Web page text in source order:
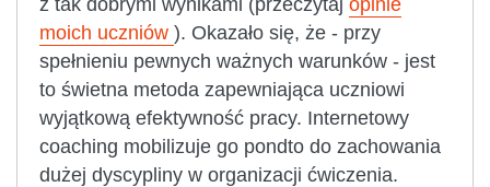
z tak dobrymi wynikami (przeczytaj opinie
moich uczniów ). Okazało się, że - przy
spełnieniu pewnych ważnych warunków - jest
to świetna metoda zapewniająca uczniowi
wyjątkową efektywność pracy. Internetowy
coaching mobilizuje go pondto do zachowania
dużej dyscypliny w organizacji ćwiczenia.